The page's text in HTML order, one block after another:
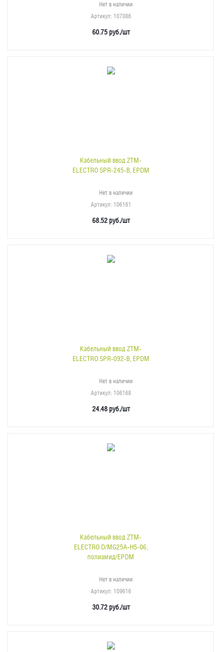
Нет в наличии
Артикул: 107086
60.75руб./шт
Кабельный ввод ZTM-
ELECTRO SPR-245-B, EPDM
Нет в наличии
Артикул: 106161
68.52руб./шт
Кабельный ввод ZTM-
ELECTRO SPR-092-B, EPDM
Нет в наличии
Артикул: 106168
24.48руб./шт
Кабельный ввод ZTM-
ELECTRO D/MG25A-H5-06,
полиамид/EPDM
Нет в наличии
Артикул: 109616
30.72руб./шт